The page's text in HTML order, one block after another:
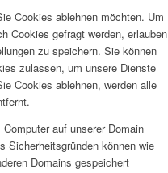
Cookies ablehnen möchten. Um
Cookies gefragt werden, erlauben
zu speichern. Sie können
zulassen, um unsere Dienste
Cookies ablehnen, werden alle
auf unserer Domain
Sicherheitsgründen können wie
Domains gespeichert